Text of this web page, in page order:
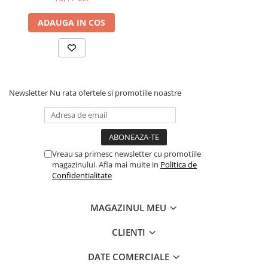
ADAUGA IN COS
Newsletter Nu rata ofertele si promotiile noastre
Vreau sa primesc newsletter cu promotiile
magazinului. Afla mai multe in Politica de
Confidentialitate
MAGAZINUL MEU
CLIENTI
DATE COMERCIALE